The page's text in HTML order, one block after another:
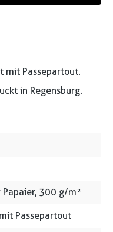
mit Passepartout.
in Regensburg.
Papaier, 300 g/m²
Passepartout